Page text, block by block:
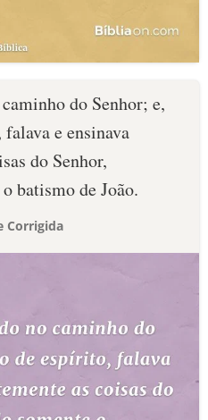
do Senhor; e,
e ensinava
do Senhor,
batismo de João.
Corrigida